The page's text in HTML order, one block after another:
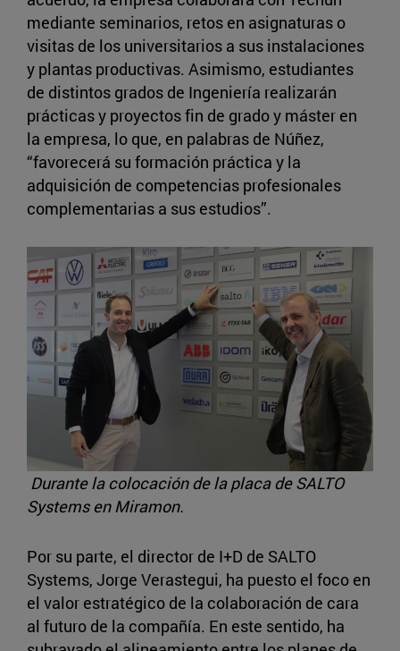
mediante seminarios, retos en asignaturas o
visitas de los universitarios a sus instalaciones
y plantas productivas. Asimismo, estudiantes
de distintos grados de Ingeniería realizarán
prácticas y proyectos fin de grado y máster en
la empresa, lo que, en palabras de Núñez,
“favorecerá su formación práctica y la
adquisición de competencias profesionales
complementarias a sus estudios”.
Durante la colocación de la placa de SALTO
Systems en Miramon.
Por su parte, el director de I+D de SALTO
Systems, Jorge Verastegui, ha puesto el foco en
el valor estratégico de la colaboración de cara
al futuro de la compañía. En este sentido, ha